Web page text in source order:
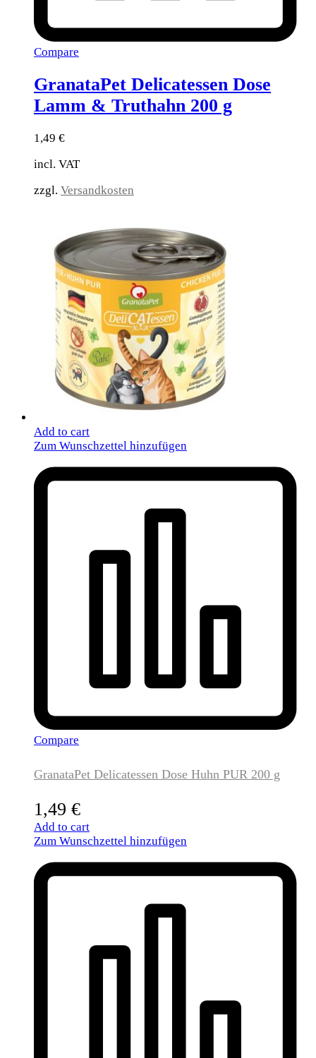
Compare
GranataPet Delicatessen Dose
Lamm & Truthahn 200 g
1,49 €
incl. VAT
zzgl. Versandkosten
Add to cart
Zum Wunschzettel hinzufügen
Compare
GranataPet Delicatessen Dose Huhn PUR 200 g
1,49 €
Add to cart
Zum Wunschzettel hinzufügen